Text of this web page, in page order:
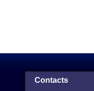
Contacts